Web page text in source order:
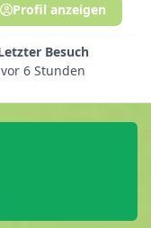
Letzter Besuch
vor 6 Stunden
Profil anzeigen